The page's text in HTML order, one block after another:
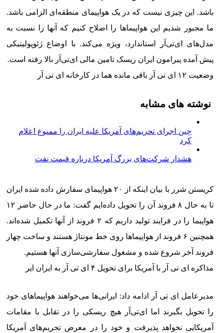
باشد. این چیزی نیست که در یک هواپیمای منطقه‌ای الزامی باشد.
ما مجبور شدیم این هواپیماها را اصلاح کنیم که آنها را نسبت به
مدل‌های ای‌تی‌آر استاندارد، ویژه می‌کند. با اوضاع ژئوپولیتیکی
پیش آمده پیرامون ایران ریسک تامین مالی ای‌تی‌آر بالا رفته است.
وضعیت ۱۲ ای تی آر باقی مانده هما در کارخانه ای تی آر
نوشته های مشابه
چین اجرای تحریم‌های آمریکا علیه ایران را ممنوع اعلام
کرد
هشدار شرکت‌های بزرگ آمریکا درباره قیمت نفت
کریستن شرر با بیان اینکه از ۲۰ هواپیمای سفارش داده شده ایران
تا به حال ۸ فروند آن را تحویل داده‌ایم گفت: ما در حال حاضر ۱۲
هواپیما را در فرایند تولید داریم که ۲ فروند از آنها تکمیل شده‌اند.
همچنین ۶ فروند از هواپیماها روی خط مونتاژ هستند و ساخت چهار
فروند آخر شروع شده و مشغول سفارشی‌سازی آنها هستیم.
مذاکره ای تی آر با آمریکا برای تحویل ۴ ای تی آر به ایران ایر
مدیرعامل ای تی آر ادامه داد: ایرانی‌ها می‌خواهند هواپیماهای خود
را تحویل بگیرند اما ای‌تی‌آر هیچ ریسکی را در تقابل با مقامات
آمریکایی نخواهد پذیرفت و خود را در معرض تحریم‌های آمریکا